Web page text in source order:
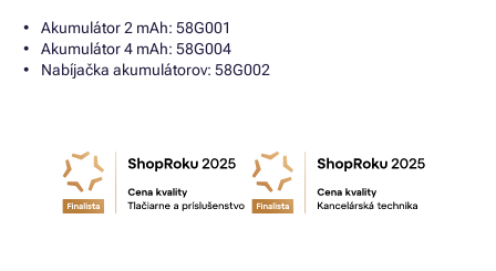
Akumulátor 2 mAh: 58G001
Akumulátor 4 mAh: 58G004
Nabíjačka akumulátorov: 58G002